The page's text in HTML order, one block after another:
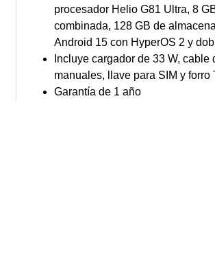
procesador Helio G81 Ultra, 8
combinada, 128 GB de
Android 15 con HyperOS 2 y
Incluye cargador de 33 W, cable
manuales, llave para SIM y forro
Garantía de 1 año